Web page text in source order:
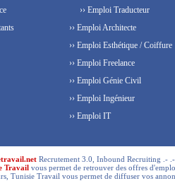
›› Emploi Traducteur
›› Emploi Architecte
›› Emploi Esthétique / Coiffure
›› Emploi Freelance
›› Emploi Génie Civil
›› Emploi Ingénieur
›› Emploi IT
Recrutement 3.0, Inbound Recruiting .-
Travail vous permet de retrouver des offres
Tunisie Travail vous permet de diffuser vos